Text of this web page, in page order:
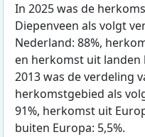
In 2025 was de
Diepenveen als volgt
Nederland: 88%,
en herkomst uit landen
2013 was de verdeling
herkomstgebied als
91%, herkomst uit
buiten Europa: 5,5%.